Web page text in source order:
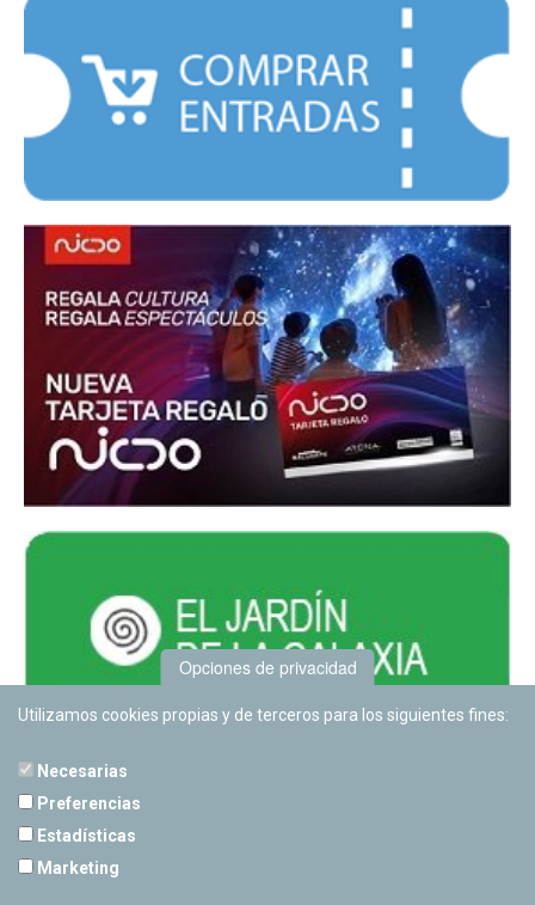
Opciones de privacidad
Utilizamos cookies propias y de terceros para los siguientes fines:
Necesarias
Preferencias
Estadísticas
Marketing